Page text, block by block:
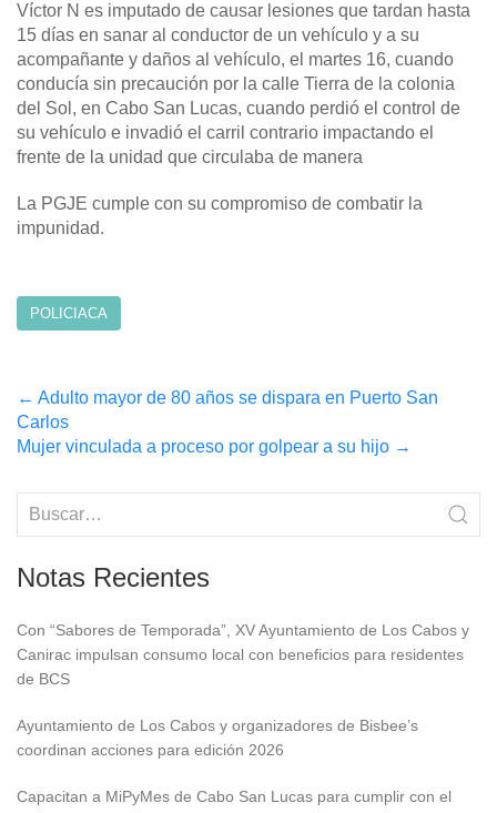
Víctor N es imputado de causar lesiones que tardan hasta
15 días en sanar al conductor de un vehículo y a su
acompañante y daños al vehículo, el martes 16, cuando
conducía sin precaución por la calle Tierra de la colonia
del Sol, en Cabo San Lucas, cuando perdió el control de
su vehículo e invadió el carril contrario impactando el
frente de la unidad que circulaba de manera
La PGJE cumple con su compromiso de combatir la
impunidad.
POLICIACA
Post
navigation
← Adulto mayor de 80 años se dispara en Puerto San
Carlos
Mujer vinculada a proceso por golpear a su hijo →
Notas Recientes
Con “Sabores de Temporada”, XV Ayuntamiento de Los Cabos y
Canirac impulsan consumo local con beneficios para residentes
de BCS
Ayuntamiento de Los Cabos y organizadores de Bisbee’s
coordinan acciones para edición 2026
Capacitan a MiPyMes de Cabo San Lucas para cumplir con el